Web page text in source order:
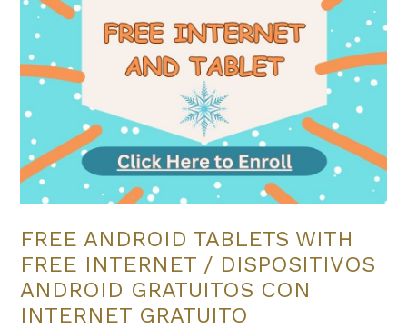
FREE ANDROID TABLETS WITH
FREE INTERNET / DISPOSITIVOS
ANDROID GRATUITOS CON
INTERNET GRATUITO